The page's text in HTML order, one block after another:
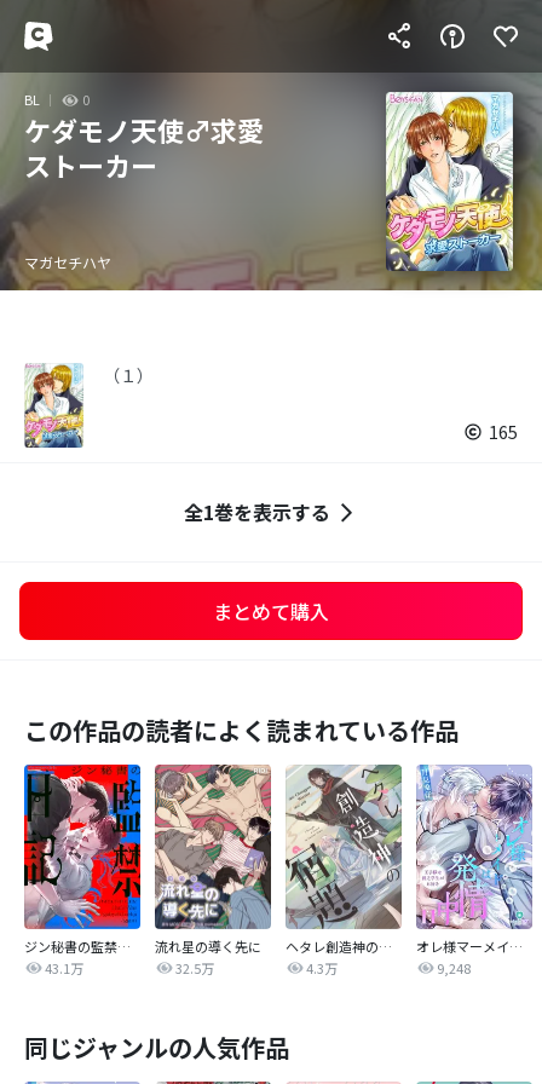
BL 0
ケダモノ天使♂求愛
ストーカー
マガセチハヤ
（１）
165
全1巻を表示する
まとめて購入
この作品の読者によく読まれている作品
ジン秘書の監禁日記【タテヨミ】
43.1万
流れ星の導く先に
32.5万
ヘタレ創造神の宿題【タテヨミ】
4.3万
オレ様マーメイドは発情中～王子様は貧乏学生がお好き～
9,248
同じジャンルの人気作品